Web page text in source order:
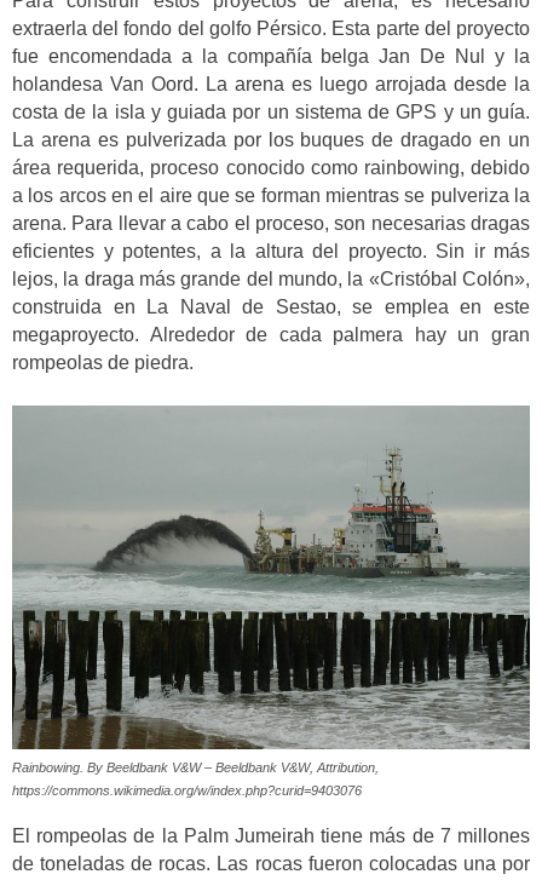
extraerla del fondo del golfo Pérsico. Esta parte del proyecto
fue encomendada a la compañía belga Jan De Nul y la
holandesa Van Oord. La arena es luego arrojada desde la
costa de la isla y guiada por un sistema de GPS y un guía.
La arena es pulverizada por los buques de dragado en un
área requerida, proceso conocido como rainbowing, debido
a los arcos en el aire que se forman mientras se pulveriza la
arena. Para llevar a cabo el proceso, son necesarias dragas
eficientes y potentes, a la altura del proyecto. Sin ir más
lejos, la draga más grande del mundo, la «Cristóbal Colón»,
construida en La Naval de Sestao, se emplea en este
megaproyecto. Alrededor de cada palmera hay un gran
rompeolas de piedra.
Rainbowing. By Beeldbank V&W – Beeldbank V&W, Attribution,
https://commons.wikimedia.org/w/index.php?curid=9403076
El rompeolas de la Palm Jumeirah tiene más de 7 millones
de toneladas de rocas. Las rocas fueron colocadas una por